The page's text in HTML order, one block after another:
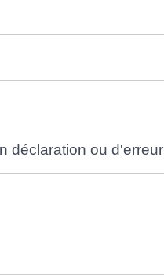
déclaration ou d'erreur